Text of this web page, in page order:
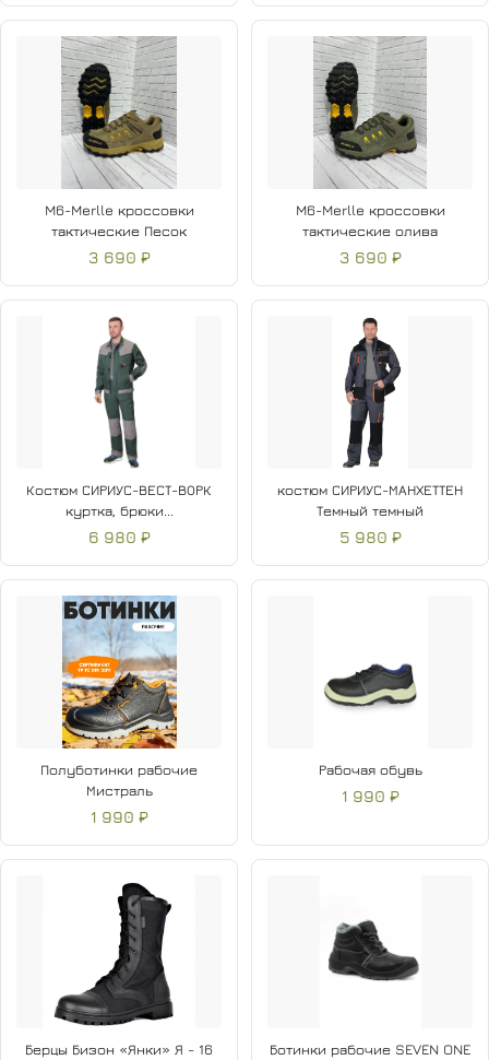
M6-Merlle кроссовки
тактические Песок
3 690 ₽
M6-Merlle кроссовки
тактические олива
3 690 ₽
Костюм СИРИУС-ВЕСТ-ВОРК
куртка, брюки...
6 980 ₽
костюм СИРИУС-МАНХЕТТЕН
Темный темный
5 980 ₽
Полуботинки рабочие
Мистраль
1 990 ₽
Рабочая обувь
1 990 ₽
Берцы Бизон «Янки» Я - 16
Ботинки рабочие SEVEN ONE